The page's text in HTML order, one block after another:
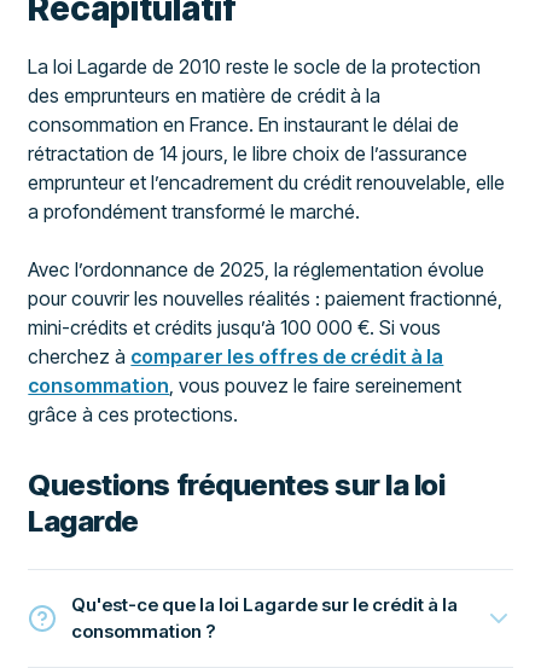
La loi Lagarde de 2010 reste le socle de la protection
des emprunteurs en matière de crédit à la
consommation en France. En instaurant le délai de
rétractation de 14 jours, le libre choix de l’assurance
emprunteur et l’encadrement du crédit renouvelable, elle
a profondément transformé le marché.
Avec l’ordonnance de 2025, la réglementation évolue
pour couvrir les nouvelles réalités : paiement fractionné,
mini-crédits et crédits jusqu’à 100 000 €. Si vous
cherchez à comparer les offres de crédit à la
consommation , vous pouvez le faire sereinement
grâce à ces protections.
Questions fréquentes sur la loi
Lagarde
Qu'est-ce que la loi Lagarde sur le crédit à la
consommation ?